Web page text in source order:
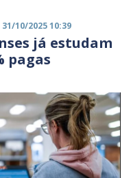
31/10/2025 10:39
já estudam
pagas